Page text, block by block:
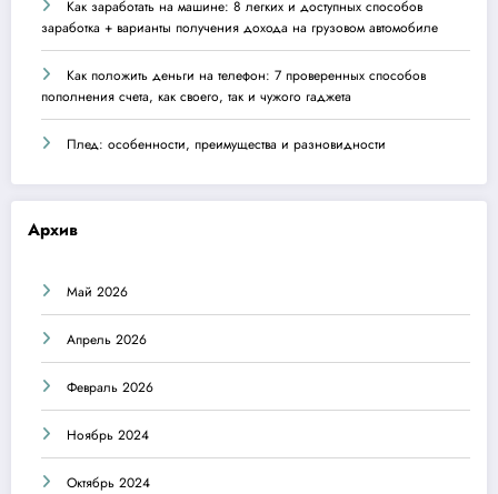
Как заработать на машине: 8 легких и доступных способов
заработка + варианты получения дохода на грузовом автомобиле
Как положить деньги на телефон: 7 проверенных способов
пополнения счета, как своего, так и чужого гаджета
Плед: особенности, преимущества и разновидности
Архив
Май 2026
Апрель 2026
Февраль 2026
Ноябрь 2024
Октябрь 2024